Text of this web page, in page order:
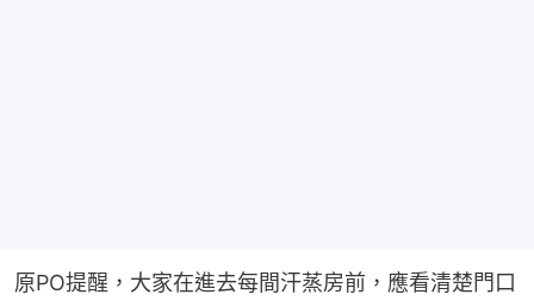
原PO提醒，大家在進去每間汗蒸房前，應看清楚門口